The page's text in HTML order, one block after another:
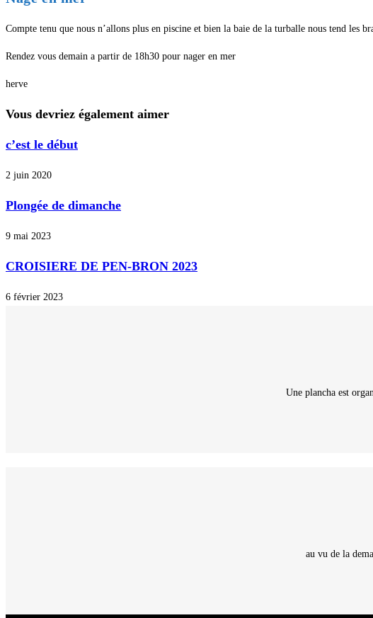
Compte tenu que nous n’allons plus en piscine et bien la baie de la turballe nous tend les
Rendez vous demain a partir de 18h30 pour nager en mer
herve
Vous devriez également aimer
c’est le début
2 juin 2020
Plongée de dimanche
9 mai 2023
CROISIERE DE PEN-BRON 2023
6 février 2023
Une plancha est
au vu de la